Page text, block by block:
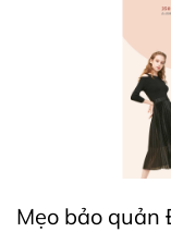
Mẹo bảo quản